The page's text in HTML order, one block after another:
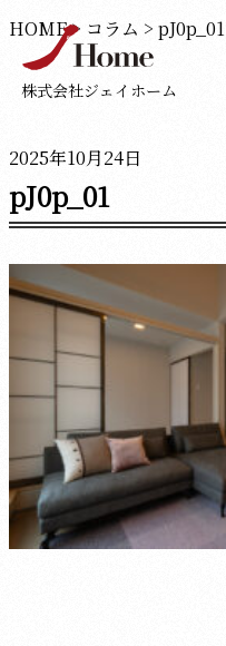
株式会社ジェイホーム
HOME> コラム > pJ0p_01
2025年10月24日
pJ0p_01